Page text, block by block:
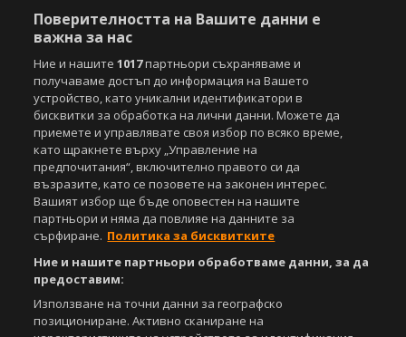
Поверителността на Вашите данни е
важна за нас
Ние и нашите1017партньори съхраняваме и
получаваме достъп до информация на Вашето
устройство, като уникални идентификатори в
бисквитки за обработка на лични данни. Можете да
приемете и управлявате своя избор по всяко време,
като щракнете върху „Управление на
предпочитания“, включително правото си да
възразите, като се позовете на законен интерес.
Вашият избор ще бъде оповестен на нашите
партньори и няма да повлияе на данните за
сърфиране. Политика за бисквитките
Ние и нашите партньори обработваме данни, за да
предоставим:
Използване на точни данни за географско
позициониране. Активно сканиране на